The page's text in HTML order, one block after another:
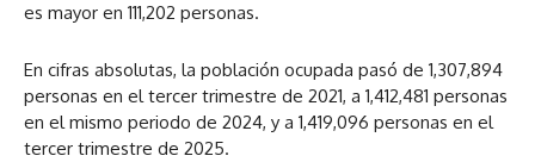
es mayor en 111,202 personas.
En cifras absolutas, la población ocupada pasó de 1,307,894
personas en el tercer trimestre de 2021, a 1,412,481 personas
en el mismo periodo de 2024, y a 1,419,096 personas en el
tercer trimestre de 2025.